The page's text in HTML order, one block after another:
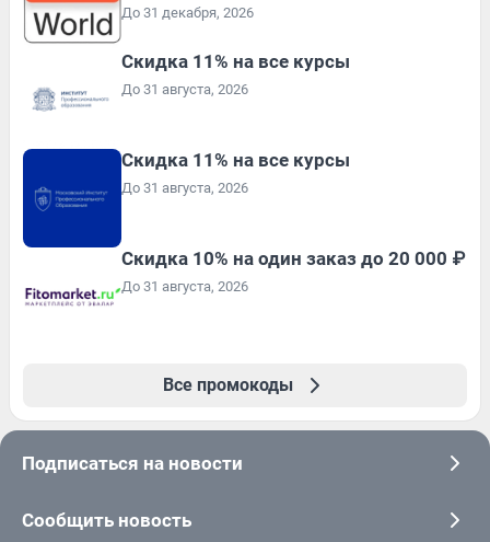
До 31 декабря, 2026
Скидка 11% на все курсы
До 31 августа, 2026
Скидка 11% на все курсы
До 31 августа, 2026
Скидка 10% на один заказ до 20 000 ₽
До 31 августа, 2026
Все промокоды
Подписаться на новости
Сообщить новость